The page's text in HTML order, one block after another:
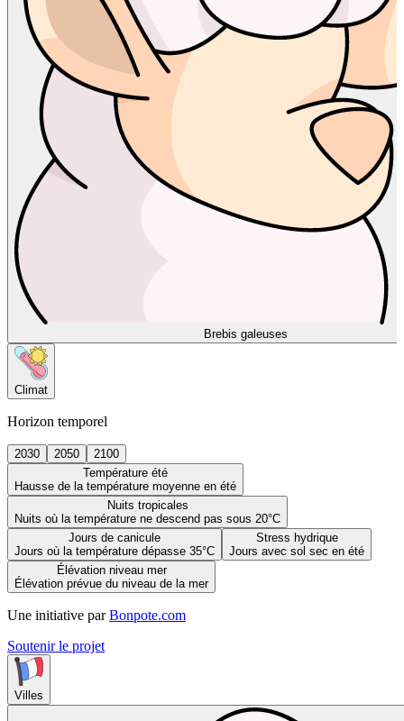
Brebis galeuses
Climat
Horizon temporel
2030 2050
2100
Température été
Hausse de la température moyenne en été
Nuits tropicales
Nuits où la température ne descend pas sous 20°C
Jours de canicule
Jours où la température dépasse 35°C
Stress hydrique
Jours avec sol sec en été
Élévation niveau mer
Élévation prévue du niveau de la mer
Une initiative par Bonpote.com
Soutenir le projet
Villes